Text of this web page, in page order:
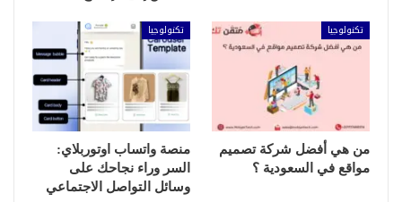
تكنولوجيا
من هي أفضل شركة تصميم
مواقع في السعودية ؟
تكنولوجيا
منصة واتساب اوتوربلاي:
السر وراء نجاحك على
وسائل التواصل الاجتماعي